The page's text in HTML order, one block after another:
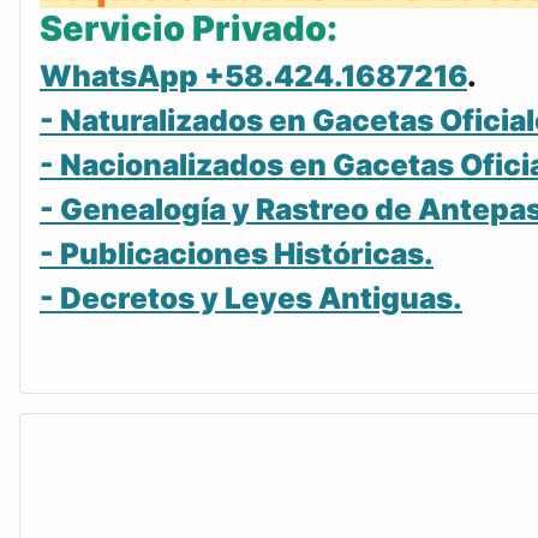
Servicio Privado:
WhatsApp +58.424.1687216.
- Naturalizados en Gacetas
- Nacionalizados en Gacetas
- Genealogía y Rastreo de
- Publicaciones Históricas.
- Decretos y Leyes Antiguas.